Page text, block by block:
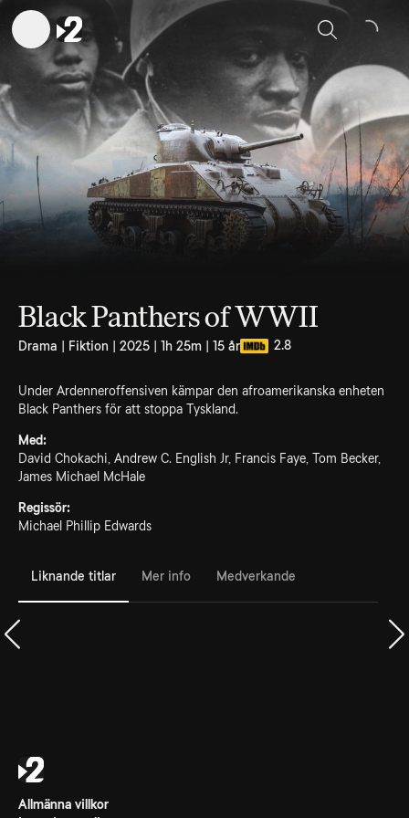
Sök
Black Panthers of WWII
Drama | Fiktion | 2025 | 1h 25m | 15 år 2.8
Under Ardenneroffensiven kämpar den afroamerikanska enheten
Black Panthers för att stoppa Tyskland.
Med:
David Chokachi, Andrew C. English Jr, Francis Faye, Tom Becker,
James Michael McHale
Regissör:
Michael Phillip Edwards
Liknande titlar Mer info Medverkande
Allmänna villkor